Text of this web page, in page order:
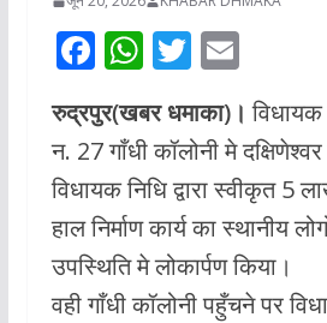
F
e
b
o
o
k
W
at
s
A
p
p
T
itt
er
E
m
ai
l
रुद्रपुर(खबर धमाका)। विधायक
न. 27 गाँधी कॉलोनी मे
विधायक निधि द्वारा स्वीकृत 5
हाल निर्माण कार्य का स्थानीय
उपस्थिति मे लोकार्पण किया।
वही गाँधी कॉलोनी पहुँचने पर